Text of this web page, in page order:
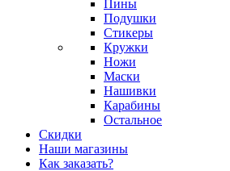
Пины
Подушки
Стикеры
Кружки
Ножи
Маски
Нашивки
Карабины
Остальное
Скидки
Наши магазины
Как заказать?